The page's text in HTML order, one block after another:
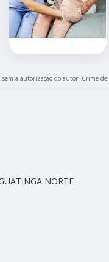
a autorização do autor. Crime de
NORTE